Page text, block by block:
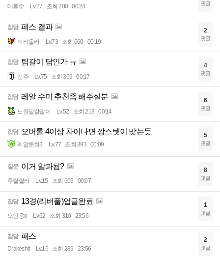
데휴수 Lv.27 조회 200 00:24 댓글
잡담 패스 결과
이라올라 Lv.73 조회 660 00:19
2
댓글
잡담 팀갈이 답인가 ㅠ
전주 Lv.75 조회 369 00:17
4
댓글
잡담 레알 수미 추천좀 해주실분
노랑달걀말이 Lv.52 조회 213 00:14
6
댓글
잡담 오버롤 4이상 차이나면 깡스텟이 맞는듯
레알룬희3 Lv.77 조회 393 00:09
5
댓글
질문 이거 알파됨?
후랄랄라 Lv.15 조회 603 00:07
8
댓글
잡담 13경(리버풀)업글완료
오인용o Lv.62 조회 310 23:56
1
댓글
잡담 패스
Drakeshit Lv.16 조회 289 23:56
2
댓글